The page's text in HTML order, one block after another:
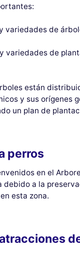
variedades de
variedades de
están
y sus orígenes
un plan de
perros
en el
debido a la
esta zona.